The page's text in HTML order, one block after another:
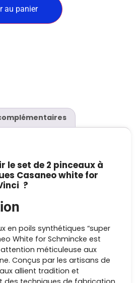
au panier
le set de 2 pinceaux à
Casaneo white for
?
en poils synthétiques “super
White for Schmincke est
méticuleuse aux
Conçus par les artisans de
allient tradition et